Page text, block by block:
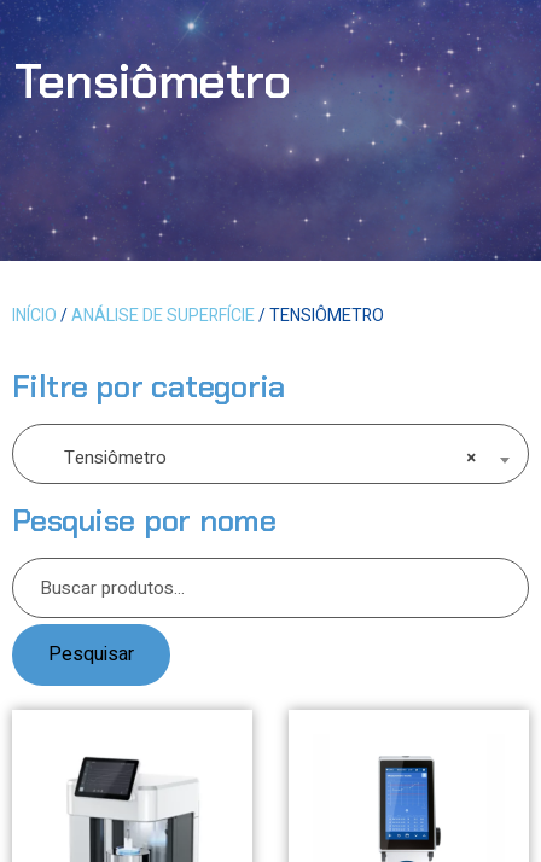
Tensiômetro
INÍCIO/ANÁLISE DE SUPERFÍCIE/ TENSIÔMETRO
Filtre por categoria
×
Tensiômetro
Pesquise por nome
Pesquisar